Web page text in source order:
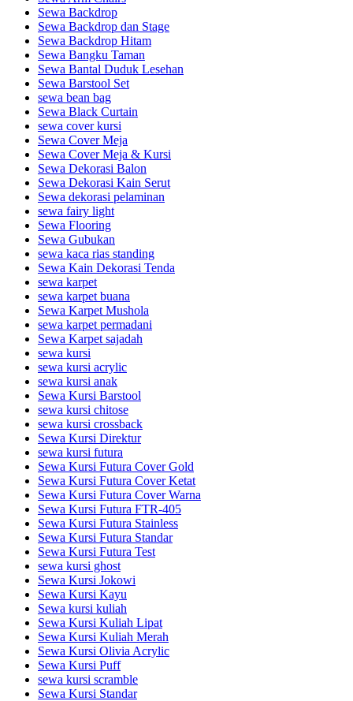
Sewa Backdrop
Sewa Backdrop dan Stage
Sewa Backdrop Hitam
Sewa Bangku Taman
Sewa Bantal Duduk Lesehan
Sewa Barstool Set
sewa bean bag
Sewa Black Curtain
sewa cover kursi
Sewa Cover Meja
Sewa Cover Meja & Kursi
Sewa Dekorasi Balon
Sewa Dekorasi Kain Serut
Sewa dekorasi pelaminan
sewa fairy light
Sewa Flooring
Sewa Gubukan
sewa kaca rias standing
Sewa Kain Dekorasi Tenda
sewa karpet
sewa karpet buana
Sewa Karpet Mushola
sewa karpet permadani
Sewa Karpet sajadah
sewa kursi
sewa kursi acrylic
sewa kursi anak
Sewa Kursi Barstool
sewa kursi chitose
sewa kursi crossback
Sewa Kursi Direktur
sewa kursi futura
Sewa Kursi Futura Cover Gold
Sewa Kursi Futura Cover Ketat
Sewa Kursi Futura Cover Warna
Sewa Kursi Futura FTR-405
Sewa Kursi Futura Stainless
Sewa Kursi Futura Standar
Sewa Kursi Futura Test
sewa kursi ghost
Sewa Kursi Jokowi
Sewa Kursi Kayu
Sewa kursi kuliah
Sewa Kursi Kuliah Lipat
Sewa Kursi Kuliah Merah
Sewa Kursi Olivia Acrylic
Sewa Kursi Puff
sewa kursi scramble
Sewa Kursi Standar